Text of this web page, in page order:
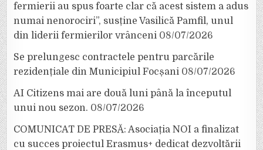
fermierii au spus foarte clar că acest sistem a adus
numai nenorociri”, susține Vasilică Pamfil, unul
din liderii fermierilor vrânceni 08/07/2026
Se prelungesc contractele pentru parcările
rezidențiale din Municipiul Focșani 08/07/2026
AI Citizens mai are două luni până la începutul
unui nou sezon. 08/07/2026
COMUNICAT DE PRESĂ: Asociația NOI a finalizat
cu succes proiectul Erasmus+ dedicat dezvoltării